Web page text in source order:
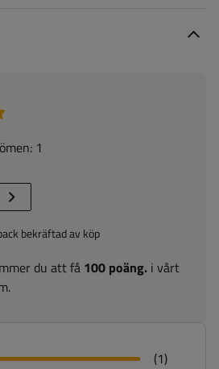
1
du att få 100 poäng. i vårt
bekräftad av köp
(1)